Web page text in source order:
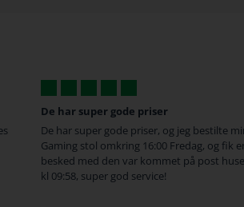
De har super gode priser
De har super gode priser, og jeg bestilte
Gaming stol omkring 16:00 Fredag, og fik
besked med den var kommet på post
kl 09:58, super god service!